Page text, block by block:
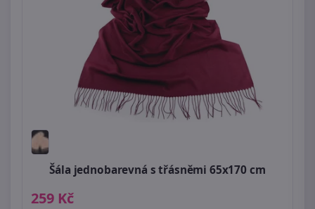
Šála jednobarevná s třásněmi 65x170 cm
259 Kč